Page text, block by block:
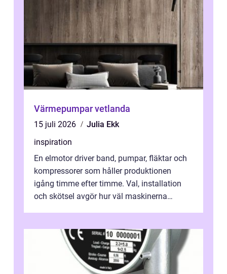
Värmepumpar vetlanda
15 juli 2026
Julia Ekk
inspiration
En elmotor driver band, pumpar, fläktar och
kompressorer som håller produktionen
igång timme efter timme. Val, installation
och skötsel avgör hur väl maskinerna